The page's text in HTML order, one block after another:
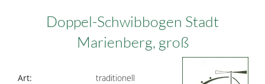
Doppel-Schwibbogen Stadt
Marienberg, groß
Art:
traditionell